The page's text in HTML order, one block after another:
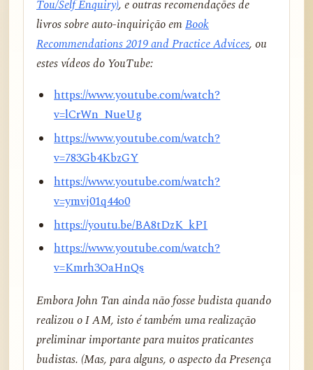
Tou/Self Enquiry), e outras recomendações de
livros sobre auto-inquirição emBook
Recommendations 2019 and Practice Advices, ou
estes vídeos do YouTube:
https://www.youtube.com/watch?
v=lCrWn_NueUg
https://www.youtube.com/watch?
v=783Gb4KbzGY
https://www.youtube.com/watch?
v=ymvj01q44o0
https://youtu.be/BA8tDzK_kPI
https://www.youtube.com/watch?
v=Kmrh3OaHnQs
Embora John Tan ainda não fosse budista quando
realizou o I AM, isto é também uma realização
preliminar importante para muitos praticantes
budistas. (Mas, para alguns, o aspecto da Presença